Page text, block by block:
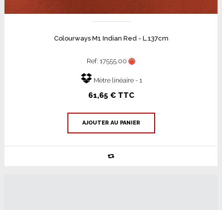
Colourways M1 Indian Red - L.137cm
Ref: 17555.00
Mètre linéaire - 1
61,65 € TTC
AJOUTER AU PANIER